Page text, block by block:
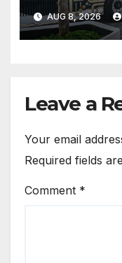
partir del
AUG 8, 2026
Leave a
Your email
Required fields
Comment *